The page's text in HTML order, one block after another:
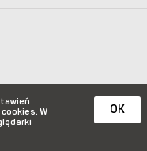
cookies. W
OK
233 574| +48 22 851 92 22